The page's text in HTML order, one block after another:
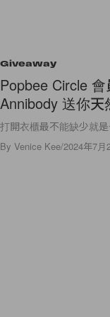
Giveaway
Popbee Circle
Annibody 送你
打開衣櫃最不能缺少就
By Venice Kee/2024年7月